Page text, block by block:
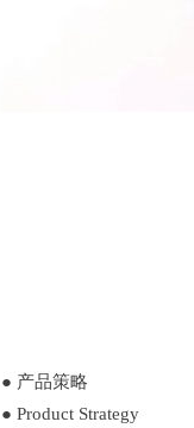
● 产品策略
● Product Strategy